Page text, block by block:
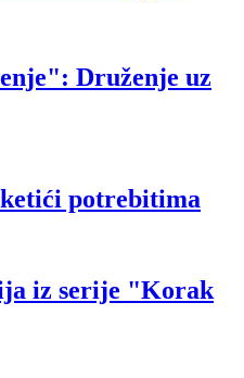
Druženje uz
potrebitima
iz serije "Korak